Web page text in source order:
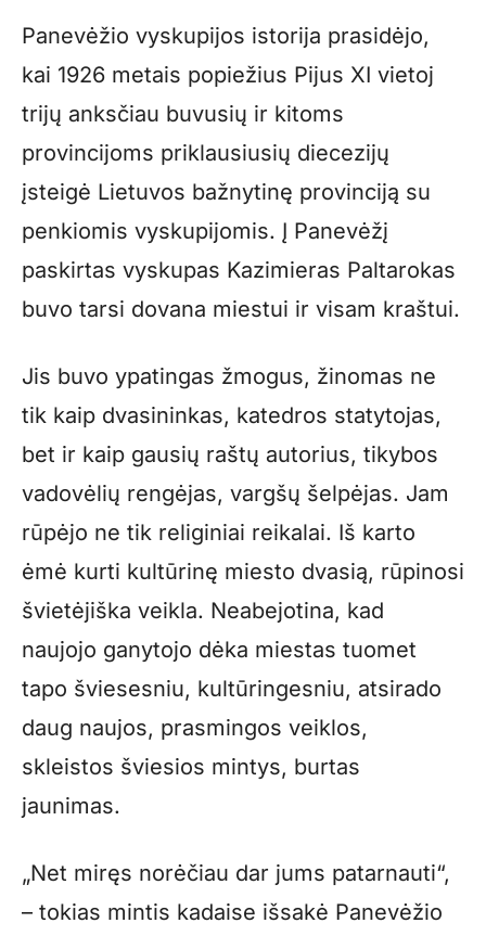
Panevėžio vyskupijos istorija prasidėjo,
kai 1926 metais popiežius Pijus XI vietoj
trijų anksčiau buvusių ir kitoms
provincijoms priklausiusių diecezijų
įsteigė Lietuvos bažnytinę provinciją su
penkiomis vyskupijomis. Į Panevėžį
paskirtas vyskupas Kazimieras Paltarokas
buvo tarsi dovana miestui ir visam kraštui.
Jis buvo ypatingas žmogus, žinomas ne
tik kaip dvasininkas, katedros statytojas,
bet ir kaip gausių raštų autorius, tikybos
vadovėlių rengėjas, vargšų šelpėjas. Jam
rūpėjo ne tik religiniai reikalai. Iš karto
ėmė kurti kultūrinę miesto dvasią, rūpinosi
švietėjiška veikla. Neabejotina, kad
naujojo ganytojo dėka miestas tuomet
tapo šviesesniu, kultūringesniu, atsirado
daug naujos, prasmingos veiklos,
skleistos šviesios mintys, burtas
jaunimas.
„Net miręs norėčiau dar jums patarnauti“,
– tokias mintis kadaise išsakė Panevėžio